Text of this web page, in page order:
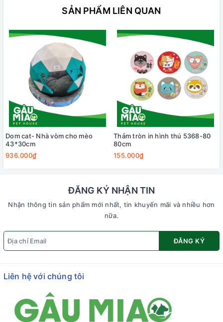
SẢN PHẨM LIÊN QUAN
Dom cat- Nhà vòm cho mèo
43*30cm
936.000₫
Thảm tròn in hình thú 5368-80
80cm
155.000₫
ĐĂNG KÝ NHẬN TIN
Nhận thông tin sản phẩm mới nhất, tin khuyến mãi và nhiều hơn
nữa.
ĐĂNG KÝ
Liên hệ với chúng tôi